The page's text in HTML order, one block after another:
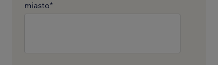
miasto*